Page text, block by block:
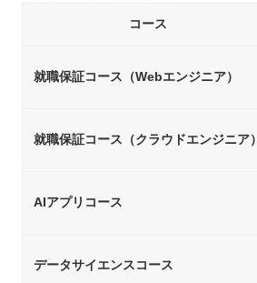
コース
就職保証コース（Webエンジニア）
就職保証コース（クラウドエンジニア）
AIアプリコース
データサイエンスコース